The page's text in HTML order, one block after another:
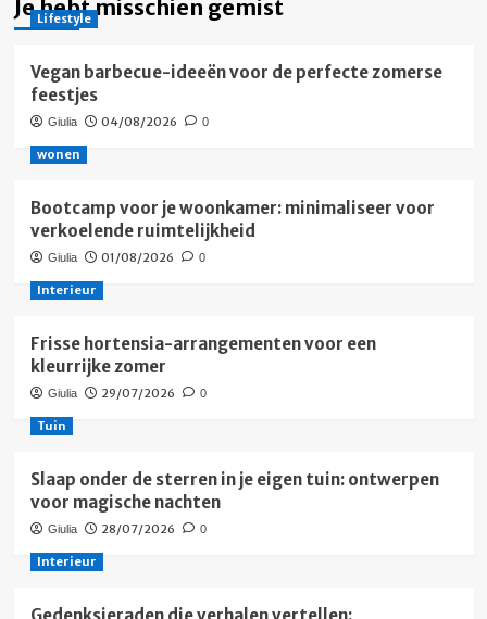
Je hebt misschien gemist
Lifestyle
Vegan barbecue-ideeën voor de perfecte zomerse
feestjes
Giulia 04/08/2026 0
wonen
Bootcamp voor je woonkamer: minimaliseer voor
verkoelende ruimtelijkheid
Giulia 01/08/2026 0
Interieur
Frisse hortensia-arrangementen voor een
kleurrijke zomer
Giulia 29/07/2026 0
Tuin
Slaap onder de sterren in je eigen tuin: ontwerpen
voor magische nachten
Giulia 28/07/2026 0
Interieur